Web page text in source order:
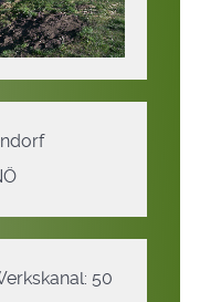
50